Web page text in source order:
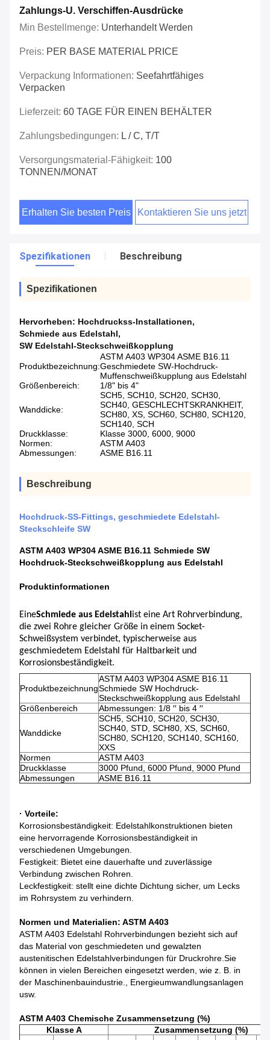
Zahlungs-U. Verschiffen-Ausdrücke
Min Bestellmenge: Unterhandelt Werden
Preis: PER BASE MATERIAL PRICE
Verpackung Informationen: Seefahrtfähiges
Verpacken
Lieferzeit: 60 TAGE FÜR EINEN BEHÄLTER
Zahlungsbedingungen: L / C, T/T
Versorgungsmaterial-Fähigkeit: 100
TONNEN/MONAT
Erhalten Sie besten Preis Kontaktieren Sie uns jetzt
Spezifikationen Beschreibung
Spezifikationen
Hervorheben: Hochdruckss-Installationen,
Schmiede aus Edelstahl,
SW Edelstahl-Steckschweißkopplung
Produktbezeichnung:
ASTM A403 WP304 ASME B16.11
Geschmiedete SW-Hochdruck-
Muffenschweißkupplung aus Edelstahl
Größenbereich:
1/8" bis 4"
Wanddicke:
SCH5, SCH10, SCH20, SCH30,
SCH40, GESCHLECHTSKRANKHEIT,
SCH80, XS, SCH60, SCH80, SCH120,
SCH140, SCH
Druckklasse:
Klasse 3000, 6000, 9000
Normen:
ASTM A403
Abmessungen:
ASME B16.11
Beschreibung
Hochdruck-SS-Fittings, geschmiedete Edelstahl-
Steckschleife SW
ASTM A403 WP304 ASME B16.11 Schmiede SW
Hochdruck-Steckschweißkopplung aus Edelstahl
Produktinformationen
EineSchmiede aus Edelstahl ist eine Art Rohrverbindung,
die zwei Rohre gleicher Größe in einem Socket-
Schweißsystem verbindet, typischerweise aus
geschmiedetem Edelstahl für Haltbarkeit und
Korrosionsbeständigkeit.
Produktbezeichnung
ASTM A403 WP304 ASME B16.11
Schmiede SW Hochdruck-
Steckschweißkopplung aus Edelstahl
Größenbereich
Abmessungen: 1/8 ′′ bis 4 ′′
Wanddicke
SCH5, SCH10, SCH20, SCH30,
SCH40, STD, SCH80, XS, SCH60,
SCH80, SCH120, SCH140, SCH160,
XXS
Normen
ASTM A403
Druckklasse
3000 Pfund, 6000 Pfund, 9000 Pfund
Abmessungen
ASME B16.11
· Vorteile:
Korrosionsbeständigkeit: Edelstahlkonstruktionen bieten
eine hervorragende Korrosionsbeständigkeit in
verschiedenen Umgebungen.
Festigkeit: Bietet eine dauerhafte und zuverlässige
Verbindung zwischen Rohren.
Leckfestigkeit: stellt eine dichte Dichtung sicher, um Lecks
im Rohrsystem zu verhindern.
Normen und Materialien: ASTM A403
ASTM A403 Edelstahl Rohrverbindungen bezieht sich auf
das Material von geschmiedeten und gewalzten
austenitischen Edelstahlverbindungen für Druckrohre.Sie
können in vielen Bereichen eingesetzt werden, wie z. B. in
der Maschinenbauindustrie., Energieumwandlungsanlagen
usw.
ASTM A403 Chemische Zusammensetzung (%)
Klasse A
Zusammensetzung (%)